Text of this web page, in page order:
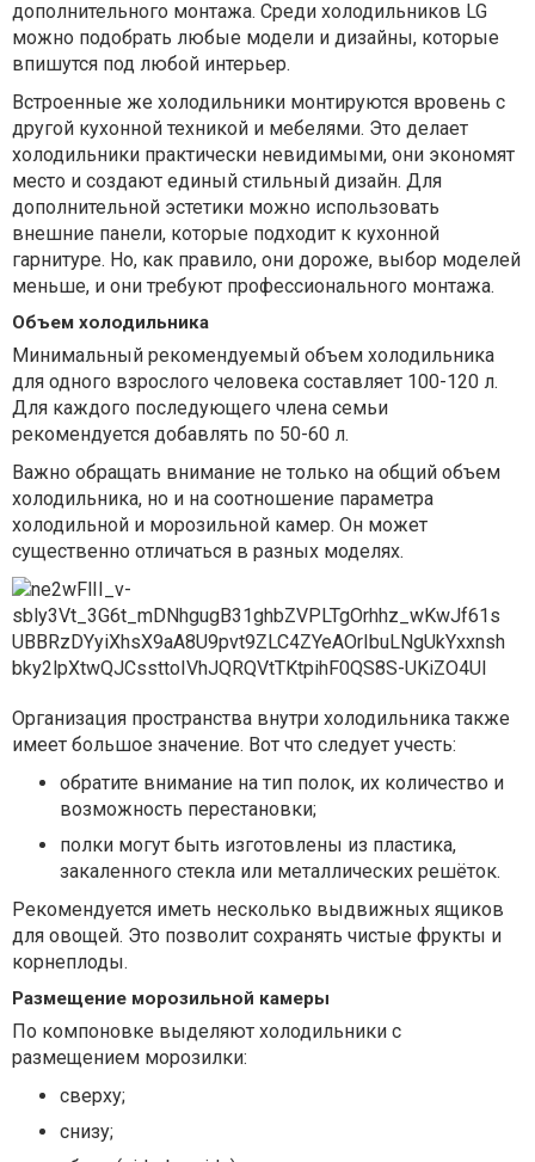
дополнительного монтажа. Среди холодильников LG
можно подобрать любые модели и дизайны, которые
впишутся под любой интерьер.
Встроенные же холодильники монтируются вровень с
другой кухонной техникой и мебелями. Это делает
холодильники практически невидимыми, они экономят
место и создают единый стильный дизайн. Для
дополнительной эстетики можно использовать
внешние панели, которые подходит к кухонной
гарнитуре. Но, как правило, они дороже, выбор моделей
меньше, и они требуют профессионального монтажа.
Объем холодильника
Минимальный рекомендуемый объем холодильника
для одного взрослого человека составляет 100-120 л.
Для каждого последующего члена семьи
рекомендуется добавлять по 50-60 л.
Важно обращать внимание не только на общий объем
холодильника, но и на соотношение параметра
холодильной и морозильной камер. Он может
существенно отличаться в разных моделях.
Организация пространства внутри холодильника также
имеет большое значение. Вот что следует учесть:
обратите внимание на тип полок, их количество и
возможность перестановки;
полки могут быть изготовлены из пластика,
закаленного стекла или металлических решёток.
Рекомендуется иметь несколько выдвижных ящиков
для овощей. Это позволит сохранять чистые фрукты и
корнеплоды.
Размещение морозильной камеры
По компоновке выделяют холодильники с
размещением морозилки:
сверху;
снизу;